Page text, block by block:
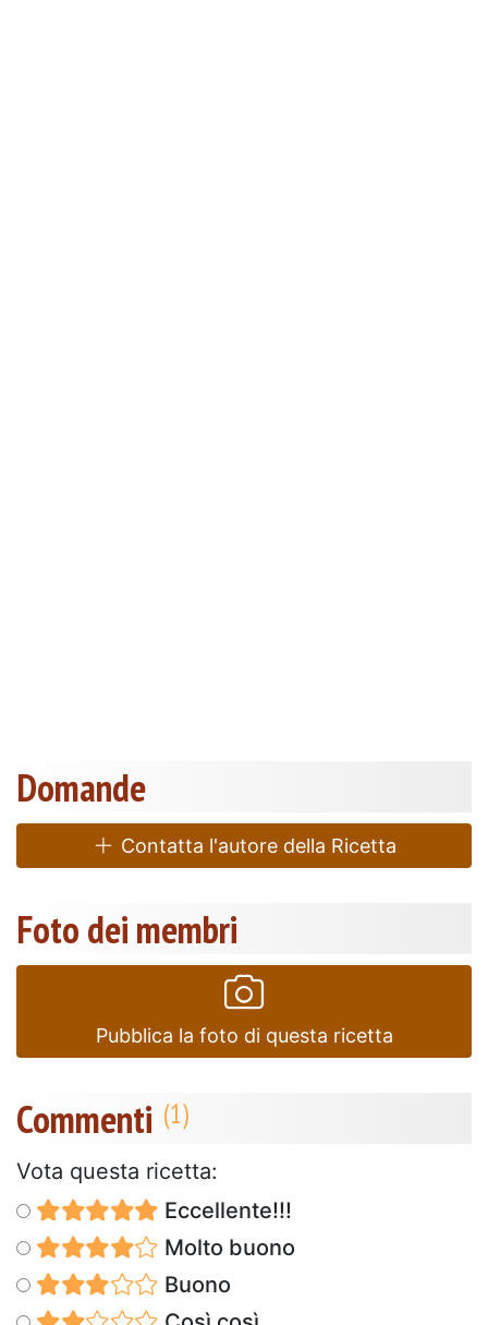
Domande
Contatta l'autore della Ricetta
Foto dei membri
Pubblica la foto di questa ricetta
Commenti
Vota questa ricetta:
Eccellente!!!
Molto buono
Buono